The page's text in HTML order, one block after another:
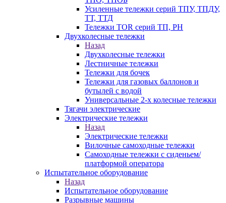
Усиленные тележки серий ТПУ, ТПДУ,
ТТ, ТТД
Тележки TOR серий ТП, PH
Двухколесные тележки
Назад
Двухколесные тележки
Лестничные тележки
Тележки для бочек
Тележки для газовых баллонов и
бутылей с водой
Универсальные 2-х колесные тележки
Тягачи электрические
Электрические тележки
Назад
Электрические тележки
Вилочные самоходные тележки
Самоходные тележки с сиденьем/
платформой оператора
Испытательное оборудование
Назад
Испытательное оборудование
Разрывные машины